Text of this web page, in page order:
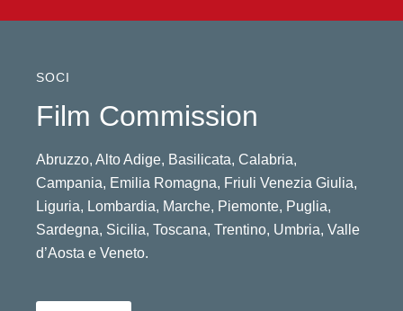
SOCI
Film Commission
Abruzzo, Alto Adige, Basilicata, Calabria,
Campania, Emilia Romagna, Friuli Venezia Giulia,
Liguria, Lombardia, Marche, Piemonte, Puglia,
Sardegna, Sicilia, Toscana, Trentino, Umbria, Valle
d’Aosta e Veneto.